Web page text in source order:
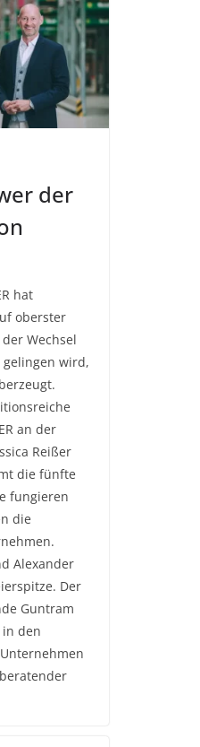
der
hat
oberster
Wechsel
wird,
an der
Reißer
die fünfte
fungieren
die
Alexander
Der
Guntram
den